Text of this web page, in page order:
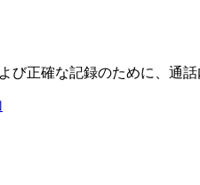
正確な記録のために、通